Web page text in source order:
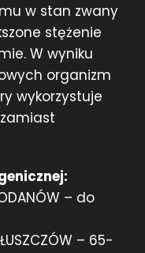
w stan zwany
stężenie
W wyniku
organizm
wykorzystuje
– do
– 65-